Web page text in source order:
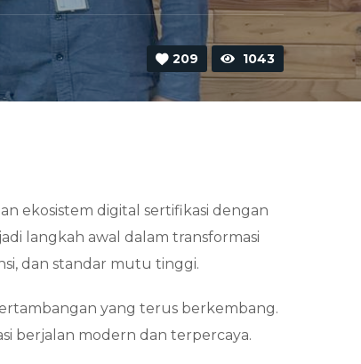
209 1043
ekosistem digital sertifikasi dengan
langkah awal dalam transformasi
dan standar mutu tinggi.
yang terus berkembang.
berjalan modern dan terpercaya.